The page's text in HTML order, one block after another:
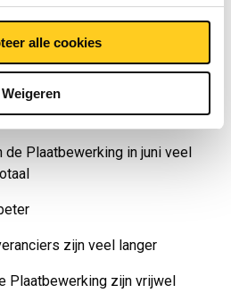
alle cookies
Weigeren
industrie (Nevi) zijn de volgende
de verschillende aspecten in de
Plaatbewerking in juni veel
zijn veel langer
Plaatbewerking zijn vrijwel